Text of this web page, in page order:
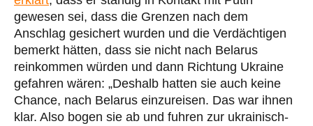
gewesen sei, dass die Grenzen nach dem
Anschlag gesichert wurden und die Verdächtigen
bemerkt hätten, dass sie nicht nach Belarus
reinkommen würden und dann Richtung Ukraine
gefahren wären: „Deshalb hatten sie auch keine
Chance, nach Belarus einzureisen. Das war ihnen
klar. Also bogen sie ab und fuhren zur ukrainisch-